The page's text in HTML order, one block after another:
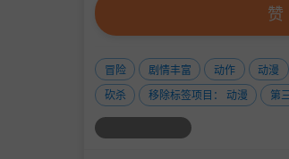
■在线竞技和合作游戏
通过四种不同类型的在线比
向其他玩家发出求救信号，并
赞
冒险 剧情丰富 动作 动漫
砍杀
移除标签项目： 动漫 第